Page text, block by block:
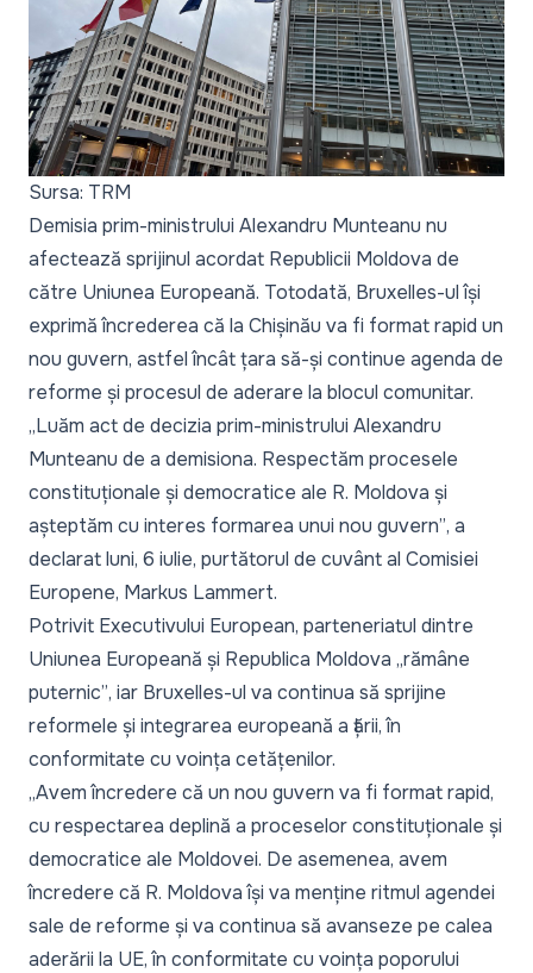
Sursa: TRM
Demisia prim-ministrului Alexandru Munteanu nu
afectează sprijinul acordat Republicii Moldova de
către Uniunea Europeană. Totodată, Bruxelles-ul își
exprimă încrederea că la Chișinău va fi format rapid un
nou guvern, astfel încât țara să-și continue agenda de
reforme și procesul de aderare la blocul comunitar.
„Luăm act de decizia prim-ministrului Alexandru
Munteanu de a demisiona. Respectăm procesele
constituționale și democratice ale R. Moldova și
așteptăm cu interes formarea unui nou guvern”, a
declarat luni, 6 iulie, purtătorul de cuvânt al Comisiei
Europene, Markus Lammert.
Potrivit Executivului European, parteneriatul dintre
Uniunea Europeană și Republica Moldova „rămâne
puternic”, iar Bruxelles-ul va continua să sprijine
reformele și integrarea europeană a țării, în
conformitate cu voința cetățenilor.
„Avem încredere că un nou guvern va fi format rapid,
cu respectarea deplină a proceselor constituționale și
democratice ale Moldovei. De asemenea, avem
încredere că R. Moldova își va menține ritmul agendei
sale de reforme și va continua să avanseze pe calea
aderării la UE, în conformitate cu voința poporului